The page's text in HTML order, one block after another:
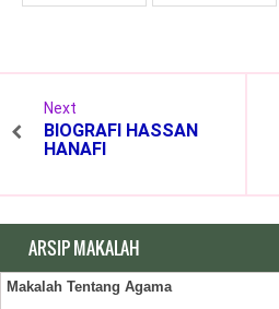
Next
BIOGRAFI HASSAN
HANAFI
ARSIP MAKALAH
Makalah Tentang Agama